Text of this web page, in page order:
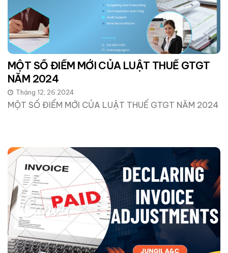
MỘT SỐ ĐIỂM MỚI CỦA LUẬT THUẾ GTGT
NĂM 2024
Tháng 12, 26 2024
MỘT SỐ ĐIỂM MỚI CỦA LUẬT THUẾ GTGT NĂM 2024